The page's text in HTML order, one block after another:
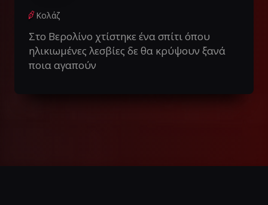
Κολάζ
Στο Βερολίνο χτίστηκε ένα σπίτι όπου
ηλικιωμένες λεσβίες δε θα κρύψουν ξανά
ποια αγαπούν